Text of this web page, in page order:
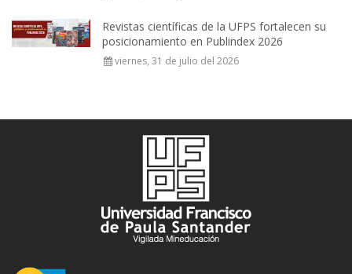
Revistas científicas de la UFPS fortalecen su
posicionamiento en Publindex 2026
viernes, 31 de julio del 2026